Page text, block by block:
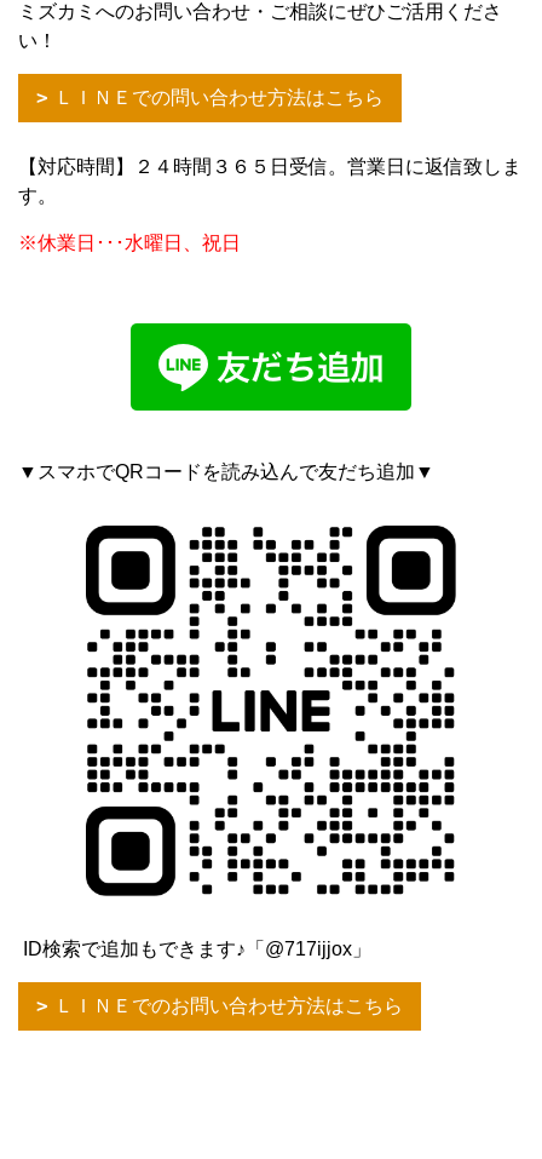
ミズカミへのお問い合わせ・ご相談にぜひご活用くださ
い！
ＬＩＮＥでの問い合わせ方法はこちら
【対応時間】２４時間３６５日受信。営業日に返信致しま
す。
※休業日･･･水曜日、祝日
▼スマホでQRコードを読み込んで友だち追加▼
ID検索で追加もできます♪「@717ijjox」
ＬＩＮＥでのお問い合わせ方法はこちら